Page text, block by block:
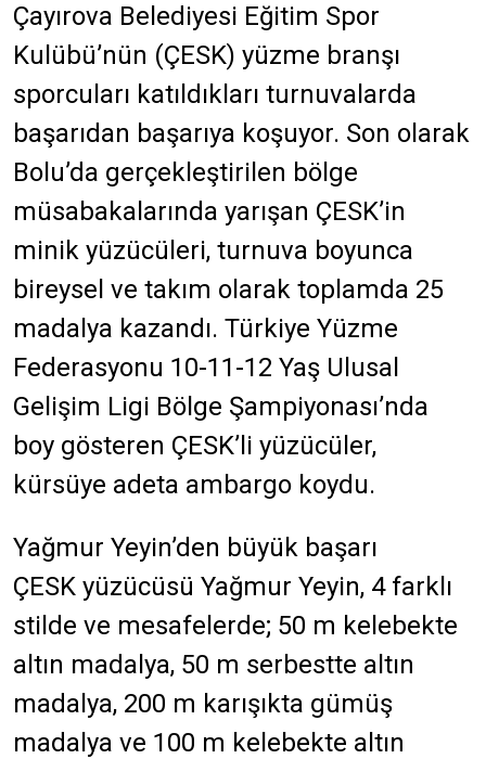
Çayırova Belediyesi Eğitim Spor
Kulübü’nün (ÇESK) yüzme branşı
sporcuları katıldıkları turnuvalarda
başarıdan başarıya koşuyor. Son olarak
Bolu’da gerçekleştirilen bölge
müsabakalarında yarışan ÇESK’in
minik yüzücüleri, turnuva boyunca
bireysel ve takım olarak toplamda 25
madalya kazandı. Türkiye Yüzme
Federasyonu 10-11-12 Yaş Ulusal
Gelişim Ligi Bölge Şampiyonası’nda
boy gösteren ÇESK’li yüzücüler,
kürsüye adeta ambargo koydu.
Yağmur Yeyin’den büyük başarı
ÇESK yüzücüsü Yağmur Yeyin, 4 farklı
stilde ve mesafelerde; 50 m kelebekte
altın madalya, 50 m serbestte altın
madalya, 200 m karışıkta gümüş
madalya ve 100 m kelebekte altın